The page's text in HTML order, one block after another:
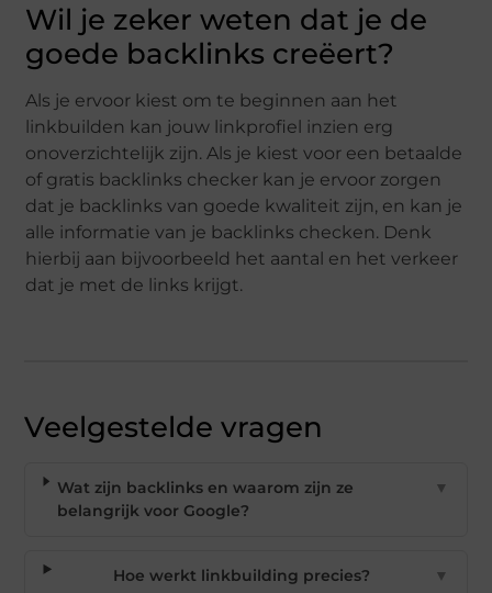
Wil je zeker weten dat je de
goede backlinks creëert?
Als je ervoor kiest om te beginnen aan het
linkbuilden kan jouw linkprofiel inzien erg
onoverzichtelijk zijn. Als je kiest voor een betaalde
of gratis backlinks checker kan je ervoor zorgen
dat je backlinks van goede kwaliteit zijn, en kan je
alle informatie van je backlinks checken. Denk
hierbij aan bijvoorbeeld het aantal en het verkeer
dat je met de links krijgt.
Veelgestelde vragen
Wat zijn backlinks en waarom zijn ze
belangrijk voor Google?
▼
Hoe werkt linkbuilding precies? ▼